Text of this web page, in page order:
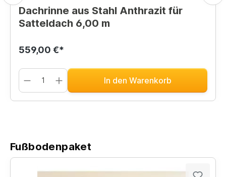
Dachrinne aus Stahl Anthrazit für
Satteldach 6,00 m
559,00 €*
In den Warenkorb
Fußbodenpaket